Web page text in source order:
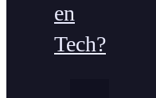
en
Tech?